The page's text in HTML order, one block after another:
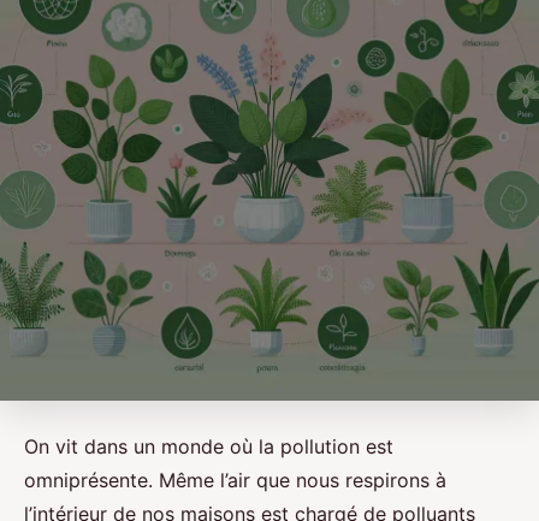
On vit dans un monde où la pollution est
omniprésente. Même l’air que nous respirons à
l’intérieur de nos maisons est chargé de polluants